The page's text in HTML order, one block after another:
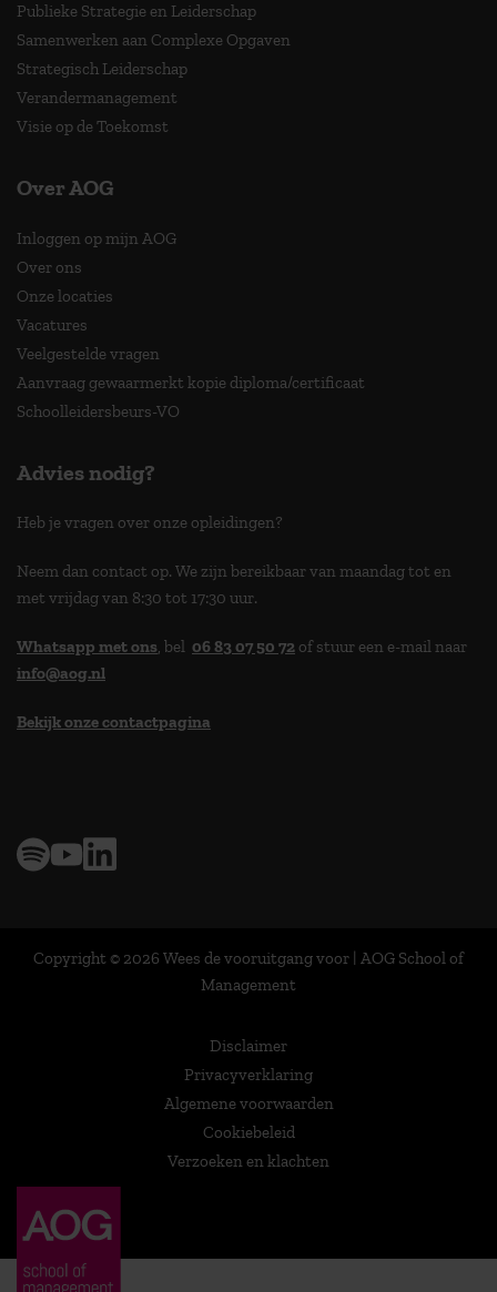
Publieke Strategie en Leiderschap
Samenwerken aan Complexe Opgaven
Strategisch Leiderschap
Verandermanagement
Visie op de Toekomst
Over AOG
Inloggen op mijn AOG
Over ons
Onze locaties
Vacatures
Veelgestelde vragen
Aanvraag gewaarmerkt kopie diploma/certificaat
Schoolleidersbeurs-VO
Advies nodig?
Heb je vragen over onze opleidingen?
Neem dan contact op. We zijn bereikbaar van maandag tot en
met vrijdag van 8:30 tot 17:30 uur.
Whatsapp met ons, bel 06 83 07 50 72 of stuur een e-mail naar
info@aog.nl
Bekijk onze contactpagina
Copyright © 2026 Wees de vooruitgang voor | AOG School of
Management
Disclaimer
Privacyverklaring
Algemene voorwaarden
Cookiebeleid
Verzoeken en klachten